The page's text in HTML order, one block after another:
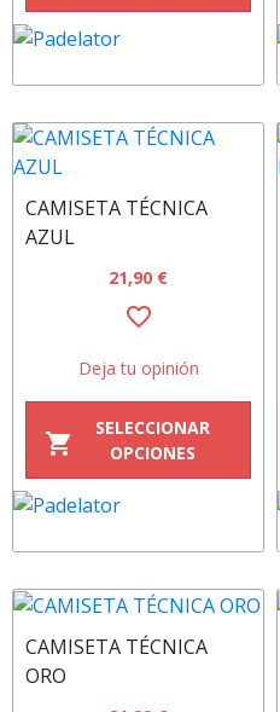
CAMISETA TÉCNICA
AZUL
21,90 €
favorite_border
Deja tu opinión
shopping_cart
SELECCIONAR
OPCIONES
CAMISETA TÉCNICA
ORO